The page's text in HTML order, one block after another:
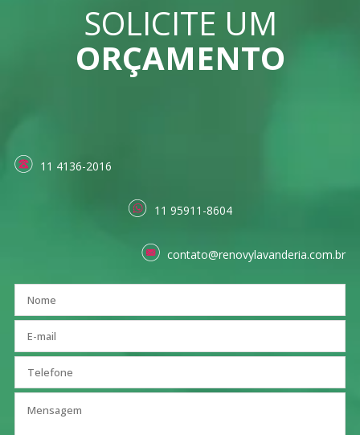
SOLICITE UM
ORÇAMENTO
11 4136-2016
11 95911-8604
contato@renovylavanderia.com.br